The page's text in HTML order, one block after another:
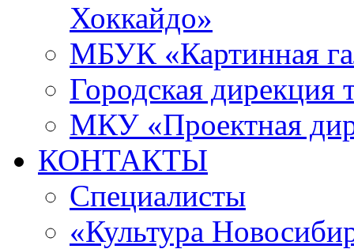
Хоккайдо»
МБУК «Картинная
Городская дирекция
МКУ «Проектная
КОНТАКТЫ
Специалисты
«Культура